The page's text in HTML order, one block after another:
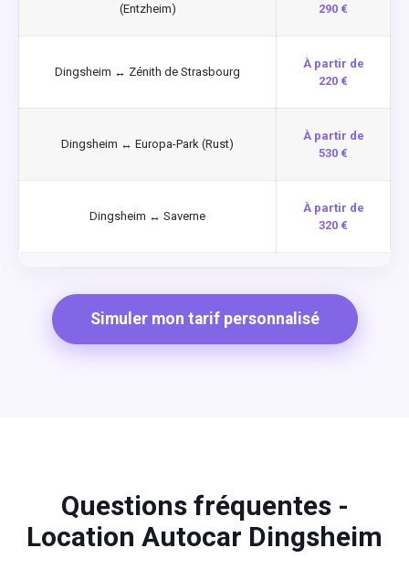
(Entzheim)
290 €
Dingsheim ↔ Zénith de Strasbourg
À partir de
220 €
Dingsheim ↔ Europa-Park (Rust)
À partir de
530 €
Dingsheim ↔ Saverne
À partir de
320 €
Simuler mon tarif personnalisé
Questions fréquentes -
Location Autocar Dingsheim